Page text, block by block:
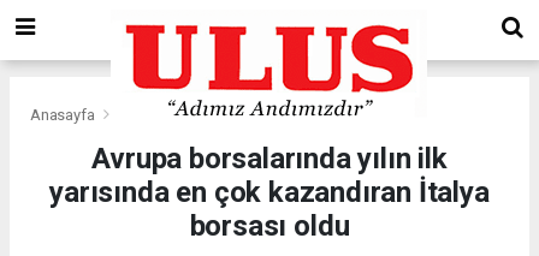
Anasayfa Ekonomi
Avrupa borsalarında yılın ilk
yarısında en çok kazandıran İtalya
borsası oldu